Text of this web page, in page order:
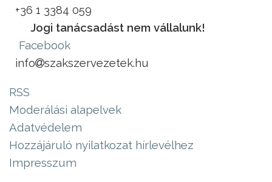
+36 1 3384 059
Jogi tanácsadást nem vállalunk!
Facebook
info
szakszervezetek.hu
RSS
Moderálási alapelvek
Adatvédelem
Hozzájáruló nyilatkozat hírlevélhez
Impresszum